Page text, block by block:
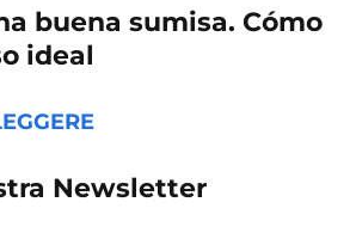
buena sumisa. Cómo
ideal
Newsletter